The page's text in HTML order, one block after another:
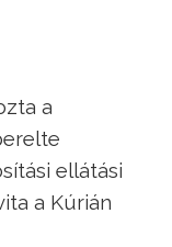
a
ellátási
a Kúrián